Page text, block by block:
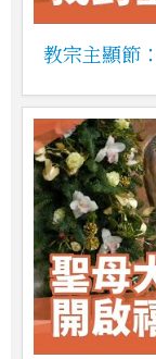
教宗主顯節